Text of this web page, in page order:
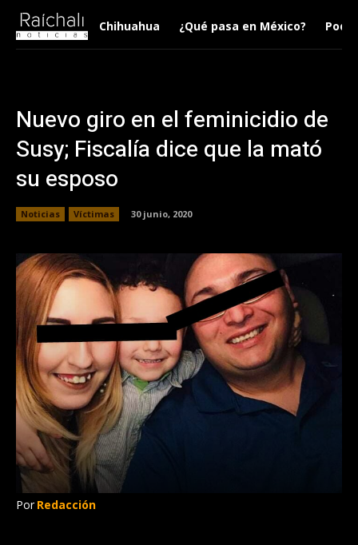
Chihuahua ¿Qué pasa en México?
Nuevo giro en el feminicidio de
Susy; Fiscalía dice que la mató
su esposo
Noticias Víctimas 30 junio, 2020
Por Redacción